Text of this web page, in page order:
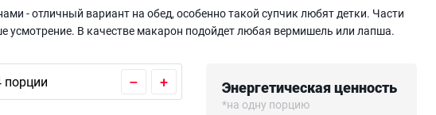
- отличный вариант на обед, особенно такой супчик любят детки. Части
В качестве макарон подойдет любая вермишель или лапша.
– + Энергетическая ценность
*на одну порцию